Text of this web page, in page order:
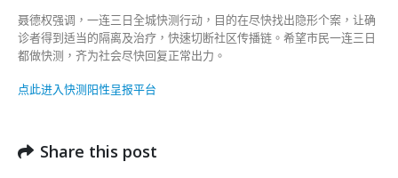
聂德权强调，一连三日全城快测行动，目的在尽快找出隐形个案，让确
诊者得到适当的隔离及治疗，快速切断社区传播链。希望市民一连三日
都做快测，齐为社会尽快回复正常出力。
点此进入快测阳性呈报平台
Share this post